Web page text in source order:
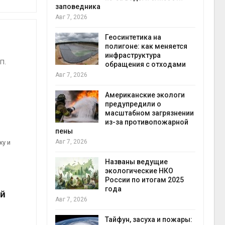
и
Волги и
на фоне
заповедника
Авг 7, 2026
Геосинтетика на
полигоне: как меняется
инфраструктура
обращения с отходами
Авг 7, 2026
Американские экологи
предупредили о
масштабном загрязнении
из-за противопожарной
пены
Авг 7, 2026
Названы ведущие
экологические НКО
России по итогам 2025
года
Авг 7, 2026
Тайфун, засуха и пожары: